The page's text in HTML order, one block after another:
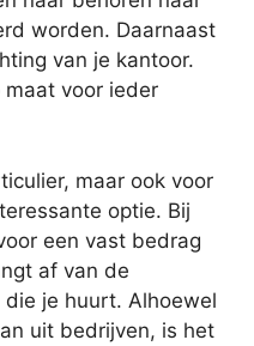
worden. Daarnaast
van je kantoor.
voor ieder
maar ook voor
optie. Bij
een vast bedrag
af van de
je huurt. Alhoewel
uit bedrijven, is het